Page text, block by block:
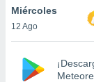
Miércoles
12 Ago